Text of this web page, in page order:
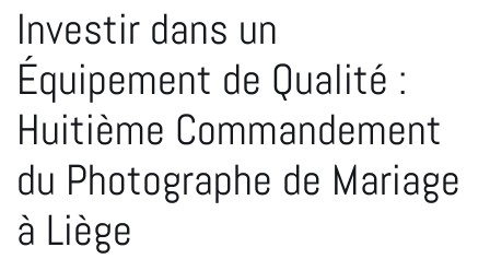
Investir dans un
Équipement de Qualité :
Huitième Commandement
du Photographe de Mariage
à Liège